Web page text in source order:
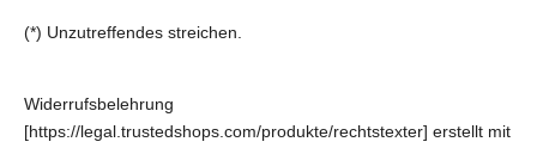
(*) Unzutreffendes streichen.
Widerrufsbelehrung
[https://legal.trustedshops.com/produkte/rechtstexter] erstellt mit